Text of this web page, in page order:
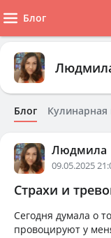
Блог
Блог Кулинарная
Людмила
09.05.2025
Страхи и
Сегодня думала о
провоцируют у